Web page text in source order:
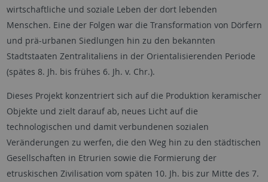
wirtschaftliche und soziale Leben der dort lebenden
Menschen. Eine der Folgen war die Transformation von Dörfern
und prä-urbanen Siedlungen hin zu den bekannten
Stadtstaaten Zentralitaliens in der Orientalisierenden Periode
(spätes 8. Jh. bis frühes 6. Jh. v. Chr.).
Dieses Projekt konzentriert sich auf die Produktion keramischer
Objekte und zielt darauf ab, neues Licht auf die
technologischen und damit verbundenen sozialen
Veränderungen zu werfen, die den Weg hin zu den städtischen
Gesellschaften in Etrurien sowie die Formierung der
etruskischen Zivilisation vom späten 10. Jh. bis zur Mitte des 7.